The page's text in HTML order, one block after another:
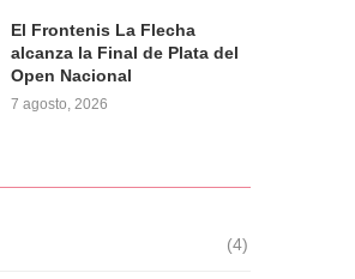
El Frontenis La Flecha
alcanza la Final de Plata del
Open Nacional
7 agosto, 2026
(4)